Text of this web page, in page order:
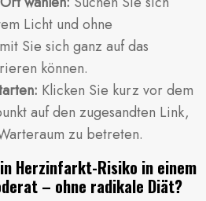
Licht und ohne
Sie sich ganz auf das
können.
Klicken Sie kurz vor dem
auf den zugesandten Link,
zu betreten.
Herzinfarkt-Risiko in einem
– ohne radikale Diät?